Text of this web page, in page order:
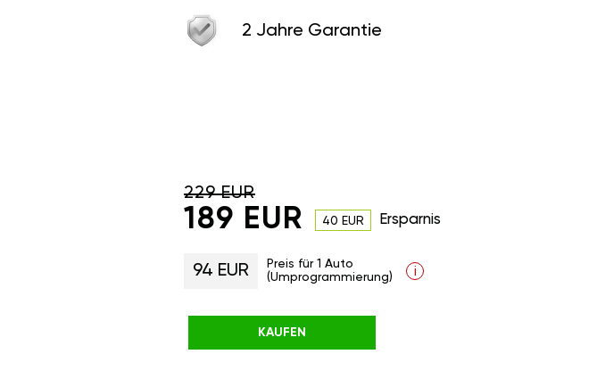
2 Jahre Garantie
229 EUR
189 EUR 40 EUR Ersparnis
94 EUR
Preis für 1 Auto
(Umprogrammierung)
i
KAUFEN